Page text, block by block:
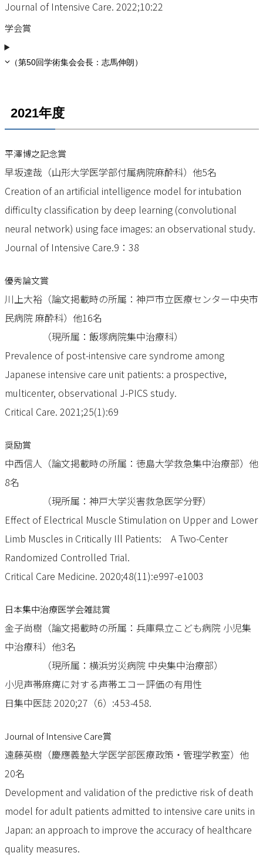
Journal of Intensive Care. 2022;10:22
学会賞
（第50回学術集会会長：志馬伸朗）
2021年度
平澤博之記念賞
早坂達哉（山形大学医学部付属病院麻酔科）他5名
Creation of an artificial intelligence model for intubation
difficulty classification by deep learning (convolutional
neural network) using face images: an observational study.
Journal of Intensive Care.9：38
優秀論文賞
川上大裕（論文掲載時の所属：神戸市立医療センター中央市
民病院 麻酔科）他16名
（現所属：飯塚病院集中治療科）
Prevalence of post-intensive care syndrome among
Japanese intensive care unit patients: a prospective,
multicenter, observational J-PICS study.
Critical Care. 2021;25(1):69
奨励賞
中西信人（論文掲載時の所属：徳島大学救急集中治療部）他
8名
（現所属：神戸大学災害救急医学分野）
Effect of Electrical Muscle Stimulation on Upper and Lower
Limb Muscles in Critically Ill Patients: A Two-Center
Randomized Controlled Trial.
Critical Care Medicine. 2020;48(11):e997-e1003
日本集中治療医学会雑誌賞
金子尚樹（論文掲載時の所属：兵庫県立こども病院 小児集
中治療科）他3名
（現所属：横浜労災病院 中央集中治療部）
小児声帯麻痺に対する声帯エコー評価の有用性
日集中医誌 2020;27（6）:453-458.
Journal of Intensive Care賞
遠藤英樹（慶應義塾大学医学部医療政策・管理学教室）他
20名
Development and validation of the predictive risk of death
model for adult patients admitted to intensive care units in
Japan: an approach to improve the accuracy of healthcare
quality measures.